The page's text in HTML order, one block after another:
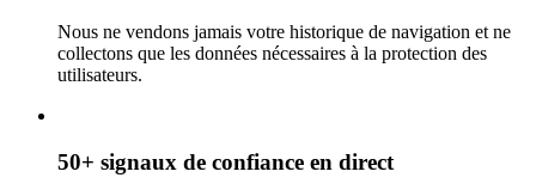
Nous ne vendons jamais votre historique de navigation et ne
collectons que les données nécessaires à la protection des
utilisateurs.
50+ signaux de confiance en direct